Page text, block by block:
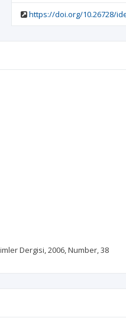
https://doi.org/10.26728/
Dergisi, 2006, Number, 38